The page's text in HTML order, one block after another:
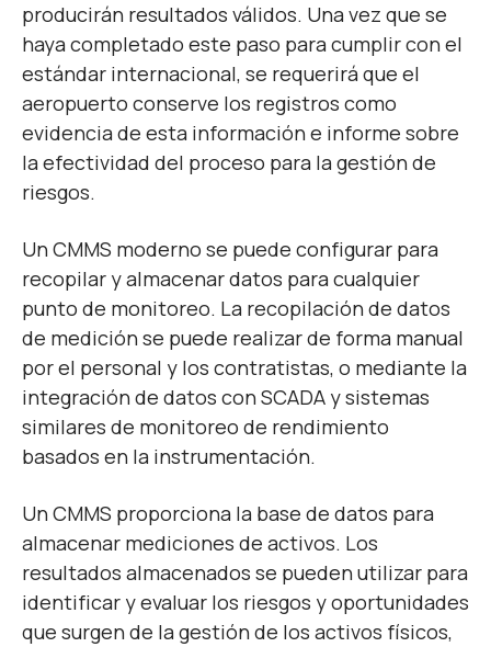
producirán resultados válidos. Una vez que se
haya completado este paso para cumplir con el
estándar internacional, se requerirá que el
aeropuerto conserve los registros como
evidencia de esta información e informe sobre
la efectividad del proceso para la gestión de
riesgos.
Un CMMS moderno se puede configurar para
recopilar y almacenar datos para cualquier
punto de monitoreo. La recopilación de datos
de medición se puede realizar de forma manual
por el personal y los contratistas, o mediante la
integración de datos con SCADA y sistemas
similares de monitoreo de rendimiento
basados en la instrumentación.
Un CMMS proporciona la base de datos para
almacenar mediciones de activos. Los
resultados almacenados se pueden utilizar para
identificar y evaluar los riesgos y oportunidades
que surgen de la gestión de los activos físicos,